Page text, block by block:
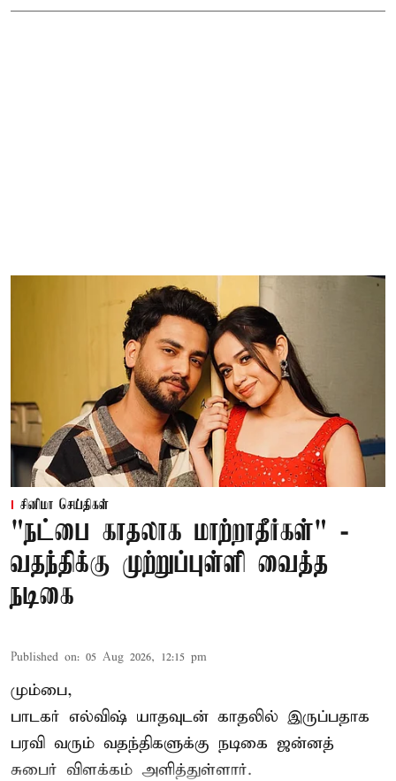
சினிமா செய்திகள்
"நட்பை காதலாக மாற்றாதீர்கள்" -
வதந்திக்கு முற்றுப்புள்ளி வைத்த
நடிகை
Published on: 05 Aug 2026, 12:15 pm
மும்பை,
பாடகர் எல்விஷ் யாதவுடன் காதலில் இருப்பதாக
பரவி வரும் வதந்திகளுக்கு நடிகை ஜன்னத்
சுபைர் விளக்கம் அளித்துள்ளார்.